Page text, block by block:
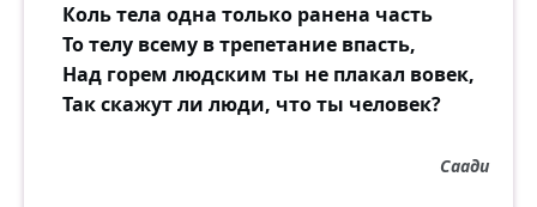
Коль тела одна только ранена часть
То телу всему в трепетание впасть,
Над горем людским ты не плакал вовек,
Так скажут ли люди, что ты человек?
Саади